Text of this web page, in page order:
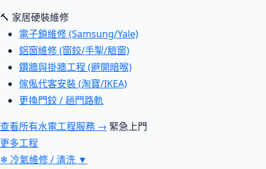
🔨 家居硬裝維修
電子鎖維修 (Samsung/Yale)
鋁窗維修 (窗鉸/手掣/驗窗)
鑽牆與掛牆工程 (避開暗喉)
傢俬代客安裝 (淘寶/IKEA)
更換門鉸 / 趟門路軌
查看所有水電工程服務 → 緊急上門
更多工程
❄ 冷氣維修 / 清洗 ▼